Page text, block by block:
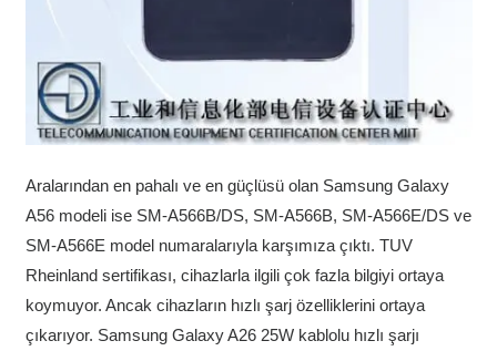
Aralarından en pahalı ve en güçlüsü olan Samsung Galaxy
A56 modeli ise SM-A566B/DS, SM-A566B, SM-A566E/DS ve
SM-A566E model numaralarıyla karşımıza çıktı. TUV
Rheinland sertifikası, cihazlarla ilgili çok fazla bilgiyi ortaya
koymuyor. Ancak cihazların hızlı şarj özelliklerini ortaya
çıkarıyor. Samsung Galaxy A26 25W kablolu hızlı şarjı